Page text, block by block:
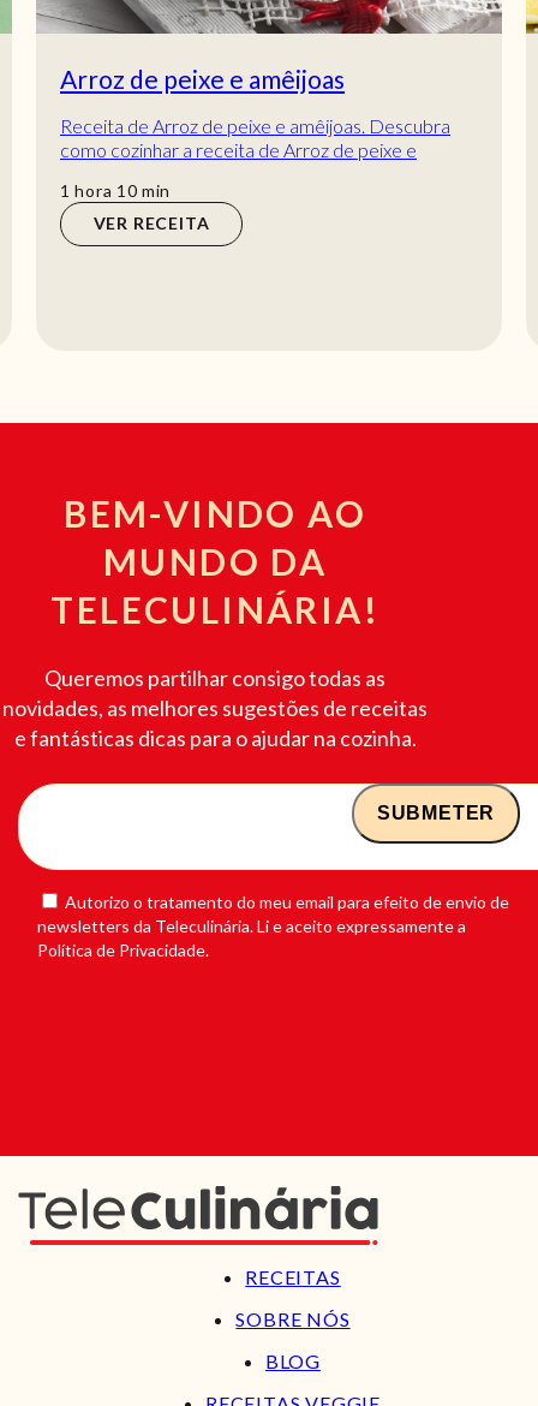
Arroz de peixe e amêijoas
Receita de Arroz de peixe e amêijoas. Descubra
como cozinhar a receita de Arroz de peixe e
1 hora
hora 10min
min
VER RECEITA
BEM-VINDO AO
MUNDO DA
TELECULINÁRIA!
Queremos partilhar consigo todas as
novidades, as melhores sugestões de receitas
e fantásticas dicas para o ajudar na cozinha.
Autorizo o tratamento do meu email para efeito de envio de
newsletters da Teleculinária. Li e aceito expressamente a
Política de Privacidade.
RECEITAS
SOBRE NÓS
BLOG